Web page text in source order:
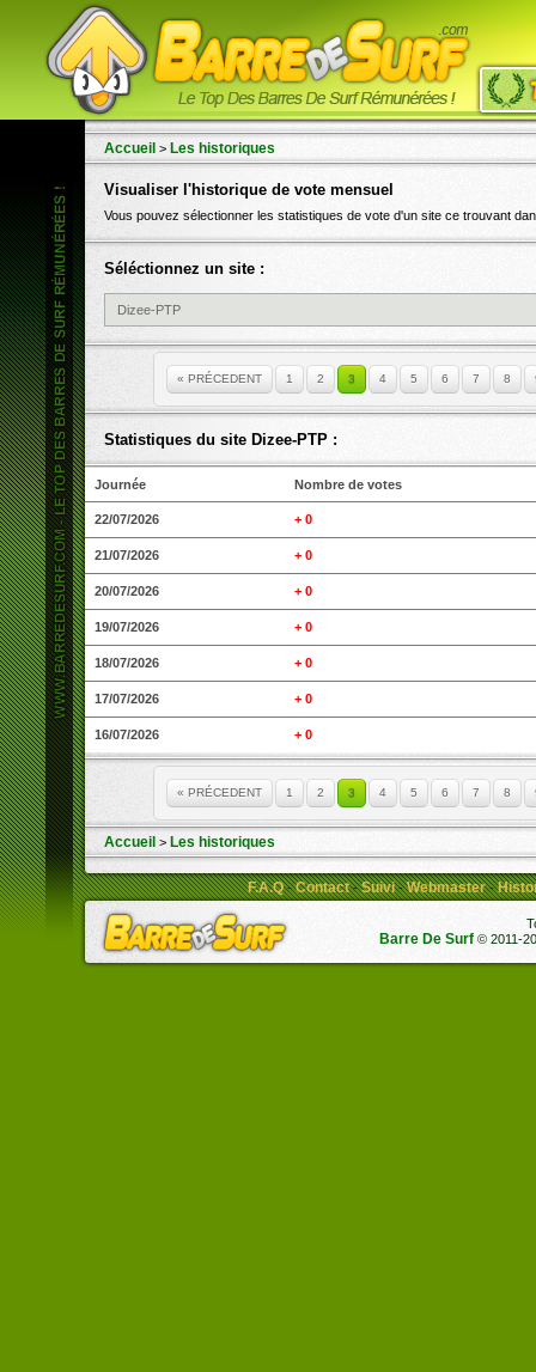
Barre - 0 Vote 3 - CheyenBarre - 0 Vote 4 -
Accueil > Les historiques
Visualiser l'historique de vote mensuel
Vous pouvez sélectionner les statistiques de vote d'un site ce trouvant
Séléctionnez un site :
« PRÉCEDENT 1 2 3 4 5 6 7 8
Statistiques du site Dizee-PTP :
Journée Nombre de votes
22/07/2026 + 0
21/07/2026 + 0
20/07/2026 + 0
19/07/2026 + 0
18/07/2026 + 0
17/07/2026 + 0
16/07/2026 + 0
« PRÉCEDENT 1 2 3 4 5 6 7 8
Accueil > Les historiques
F.A.Q-Contact-Suivi-Webmaster-
Barre De Surf© 2011-